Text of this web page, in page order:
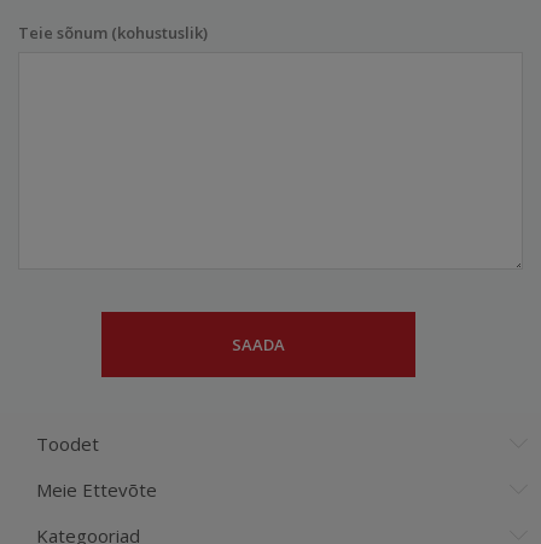
Teie sõnum (kohustuslik)
Toodet
Meie Ettevõte
Kategooriad